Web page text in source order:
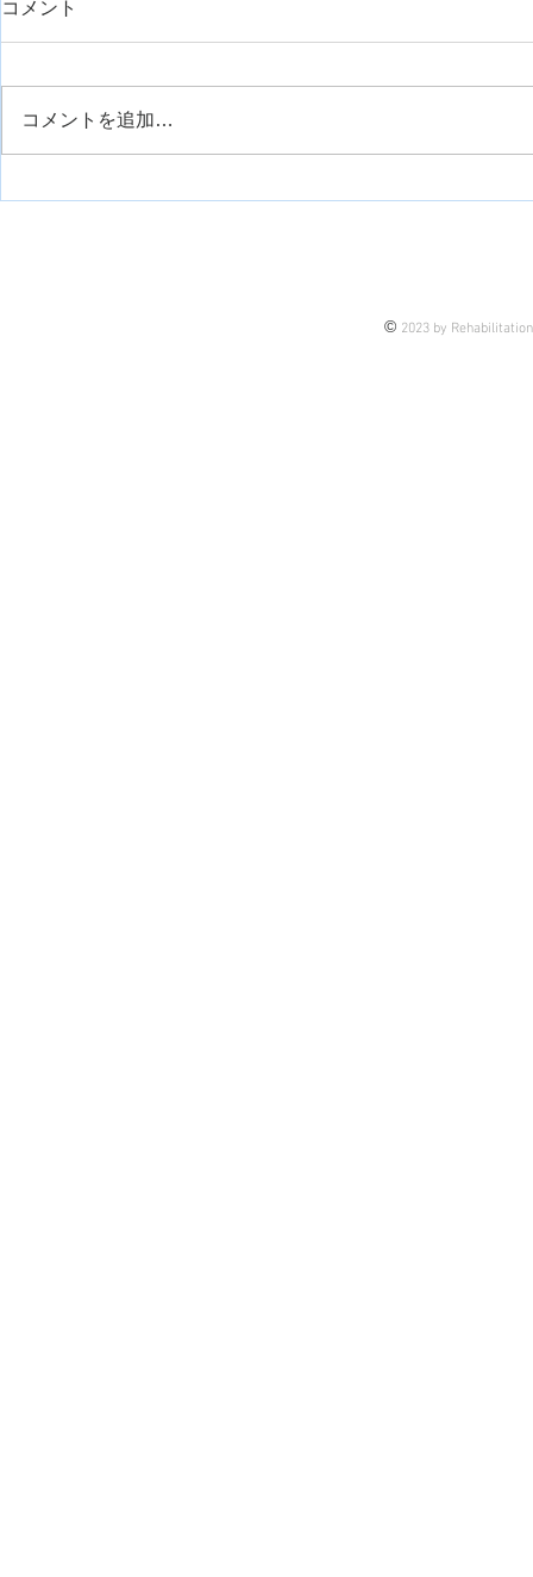
運動観察療法について
コメント
コメントを追加…
© 2023 by